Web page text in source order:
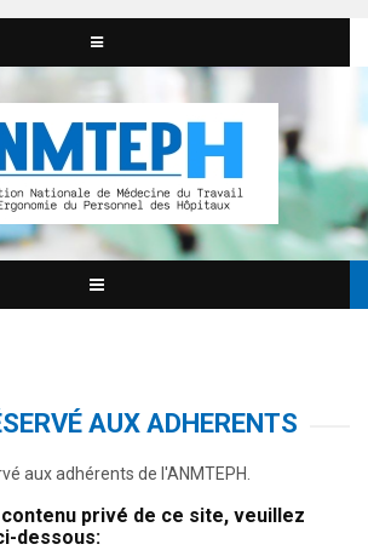
AUX ADHERENTS
aux adhérents de l'ANMTEPH.
privé de ce site, veuillez
dessous: